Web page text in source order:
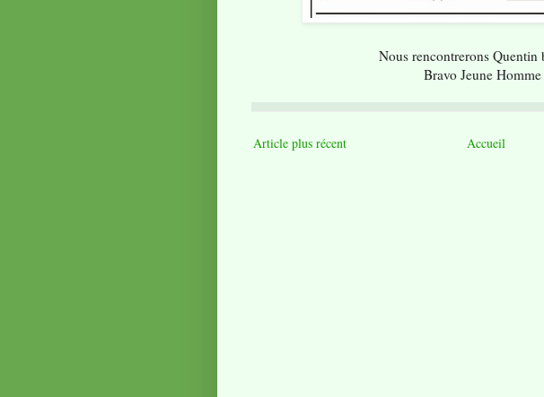
Nous rencontrerons Quentin
Bravo Jeune
Article plus récent Accueil